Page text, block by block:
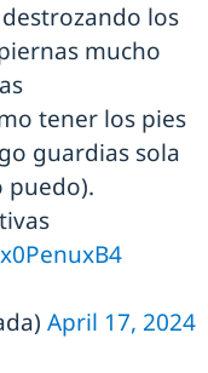
los
mucho
tener los pies
guardias sola
puedo).
April 17, 2024